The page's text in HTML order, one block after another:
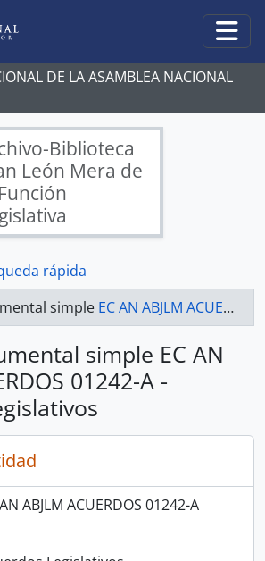
DE LA ASAMBLEA NACIONAL
Biblioteca
León Mera de
rápida
simple EC AN ABJLM ACUERDOS 01242-A - Acuerdos Legislativos
simple EC AN
01242-A -
ABJLM ACUERDOS 01242-A